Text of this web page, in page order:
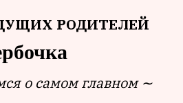
РОДИТЕЛЕЙ
о самом главном ∼